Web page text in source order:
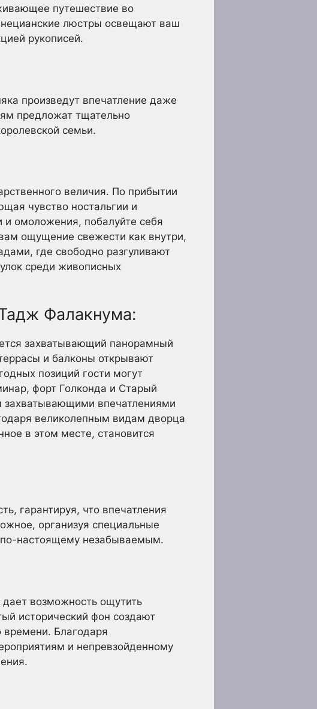
путешествие во
люстры освещают ваш
рукописей.
произведут впечатление даже
предложат тщательно
семьи.
величия. По прибытии
чувство ностальгии и
омоложения, побалуйте себя
ощущение свежести как внутри,
где свободно разгуливают
среди живописных
Фалакнума:
захватывающий панорамный
и балконы открывают
позиций гости могут
форт Голконда и Старый
захватывающими впечатлениями
великолепным видам дворца
в этом месте, становится
гарантируя, что впечатления
организуя специальные
по-настоящему незабываемым.
возможность ощутить
исторический фон создают
времени. Благодаря
и непревзойденному